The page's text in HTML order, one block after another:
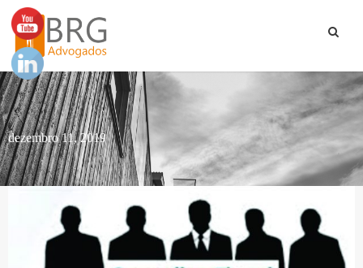
dezembro 11, 2019